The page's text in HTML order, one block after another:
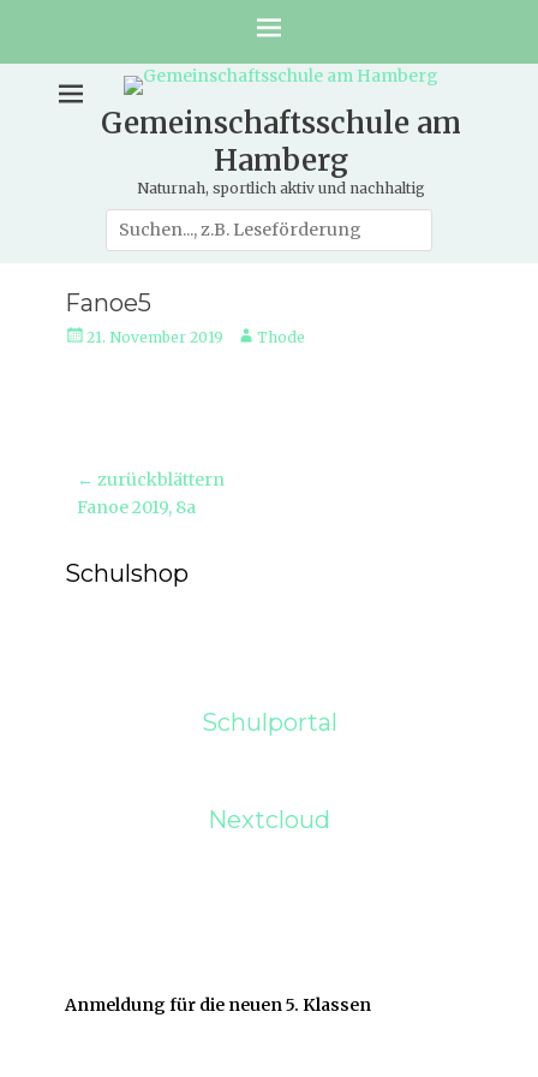
Gemeinschaftsschule am
Hamberg
Naturnah, sportlich aktiv und nachhaltig
Suche
nach:
Fanoe5
Veröffentlicht
21. November 2019 AutorThode
Beitragsnavigation
← zurückblättern
Vorheriger
Fanoe 2019, 8a
Schulshop
Schulportal
Nextcloud
Anmeldung für die neuen 5. Klassen